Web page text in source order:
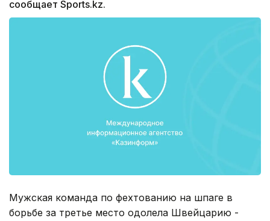
сообщает Sports.kz.
Мужская команда по фехтованию на шпаге в
борьбе за третье место одолела Швейцарию -